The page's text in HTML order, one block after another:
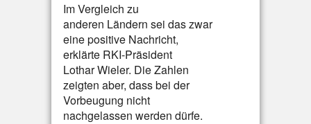
Im Vergleich zu
anderen Ländern sei das zwar
eine positive Nachricht,
erklärte RKI-Präsident
Lothar Wieler. Die Zahlen
zeigten aber, dass bei der
Vorbeugung nicht
nachgelassen werden dürfe.